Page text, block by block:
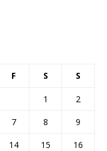
F S S
1
2
7 8
9
14 15
16